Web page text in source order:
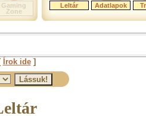
Gaming
Zone
Leltár Adatlapok
Írok ide]